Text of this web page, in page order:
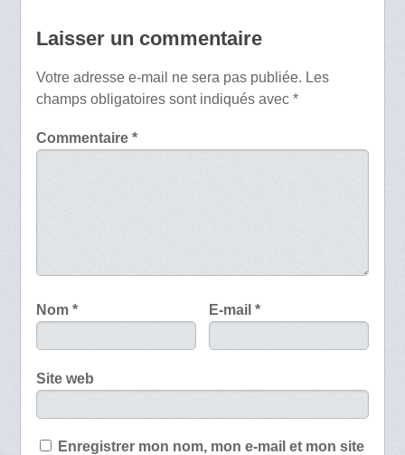
Laisser un commentaire
Votre adresse e-mail ne sera pas publiée. Les
champs obligatoires sont indiqués avec *
Commentaire *
Nom * E-mail*
Site web
Enregistrer mon nom, mon e-mail et mon site